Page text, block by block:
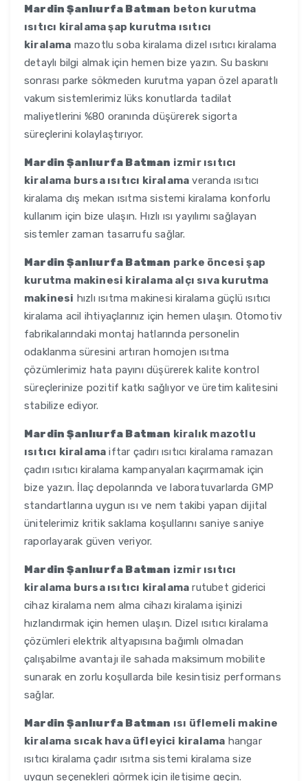
Mardin Şanlıurfa Batman beton kurutma
ısıtıcı kiralama şap kurutma ısıtıcı
kiralama mazotlu soba kiralama dizel ısıtıcı kiralama
detaylı bilgi almak için hemen bize yazın. Su baskını
sonrası parke sökmeden kurutma yapan özel aparatlı
vakum sistemlerimiz lüks konutlarda tadilat
maliyetlerini %80 oranında düşürerek sigorta
süreçlerini kolaylaştırıyor.
Mardin Şanlıurfa Batman izmir ısıtıcı
kiralama bursa ısıtıcı kiralama veranda ısıtıcı
kiralama dış mekan ısıtma sistemi kiralama konforlu
kullanım için bize ulaşın. Hızlı ısı yayılımı sağlayan
sistemler zaman tasarrufu sağlar.
Mardin Şanlıurfa Batman parke öncesi şap
kurutma makinesi kiralama alçı sıva kurutma
makinesi hızlı ısıtma makinesi kiralama güçlü ısıtıcı
kiralama acil ihtiyaçlarınız için hemen ulaşın. Otomotiv
fabrikalarındaki montaj hatlarında personelin
odaklanma süresini artıran homojen ısıtma
çözümlerimiz hata payını düşürerek kalite kontrol
süreçlerinize pozitif katkı sağlıyor ve üretim kalitesini
stabilize ediyor.
Mardin Şanlıurfa Batman kiralık mazotlu
ısıtıcı kiralama iftar çadırı ısıtıcı kiralama ramazan
çadırı ısıtıcı kiralama kampanyaları kaçırmamak için
bize yazın. İlaç depolarında ve laboratuvarlarda GMP
standartlarına uygun ısı ve nem takibi yapan dijital
ünitelerimiz kritik saklama koşullarını saniye saniye
raporlayarak güven veriyor.
Mardin Şanlıurfa Batman izmir ısıtıcı
kiralama bursa ısıtıcı kiralama rutubet giderici
cihaz kiralama nem alma cihazı kiralama işinizi
hızlandırmak için hemen ulaşın. Dizel ısıtıcı kiralama
çözümleri elektrik altyapısına bağımlı olmadan
çalışabilme avantajı ile sahada maksimum mobilite
sunarak en zorlu koşullarda bile kesintisiz performans
sağlar.
Mardin Şanlıurfa Batman ısı üflemeli makine
kiralama sıcak hava üfleyici kiralama hangar
ısıtıcı kiralama çadır ısıtma sistemi kiralama size
uygun seçenekleri görmek için iletişime geçin.